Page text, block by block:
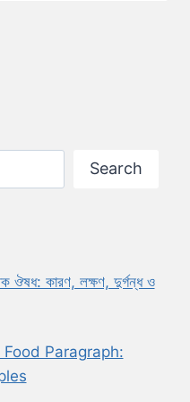
Search
ঔষধ: কারণ, লক্ষণ, দুর্গন্ধ ও
Paragraph: